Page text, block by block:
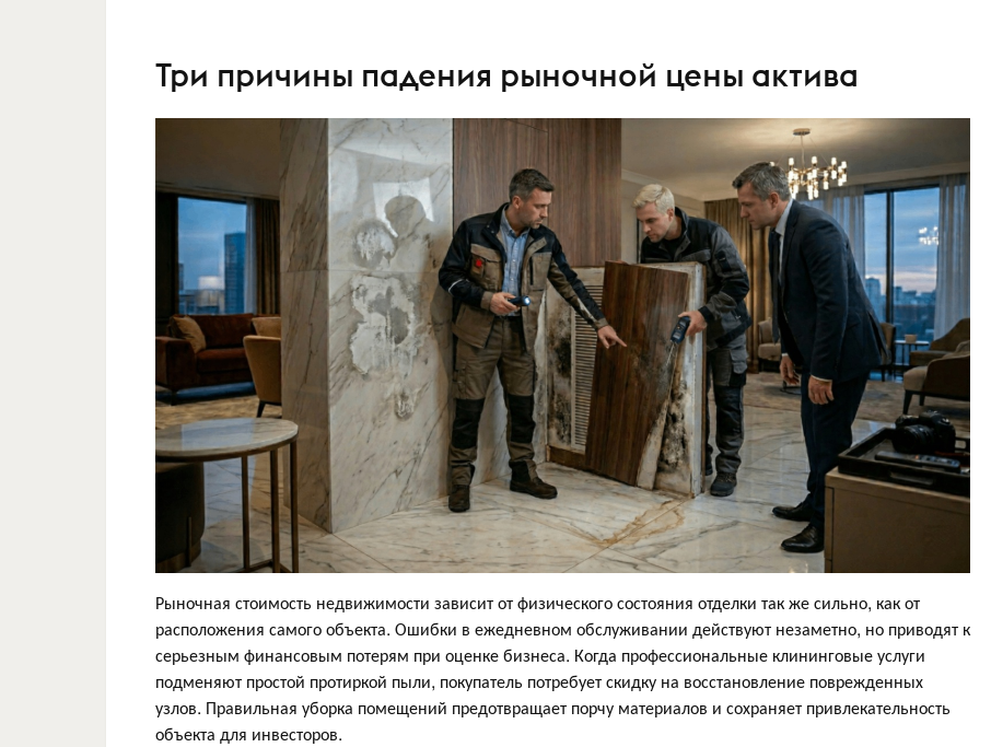
Три причины падения рыночной цены актива
Рыночная стоимость недвижимости зависит от физического состояния отделки так же сильно, как от
расположения самого объекта. Ошибки в ежедневном обслуживании действуют незаметно, но приводят к
серьезным финансовым потерям при оценке бизнеса. Когда профессиональные клининговые услуги
подменяют простой протиркой пыли, покупатель потребует скидку на восстановление поврежденных
узлов. Правильная уборка помещений предотвращает порчу материалов и сохраняет привлекательность
объекта для инвесторов.